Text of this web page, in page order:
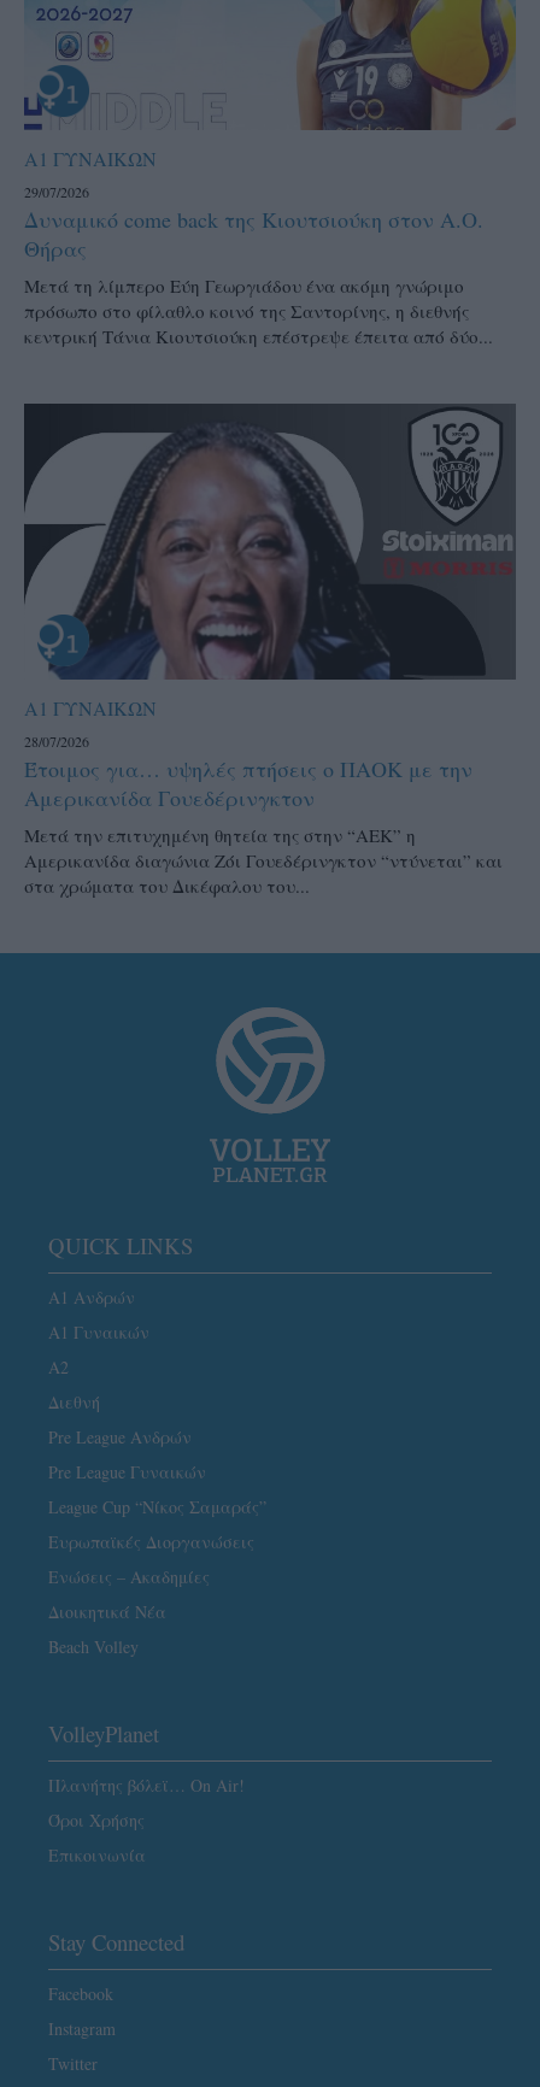
Α1 ΓΥΝΑΙΚΩΝ
29/07/2026
Δυναμικό come back της Κιουτσιούκη στον Α.Ο.
Θήρας
Μετά τη λίμπερο Εύη Γεωργιάδου ένα ακόμη γνώριμο
πρόσωπο στο φίλαθλο κοινό της Σαντορίνης, η διεθνής
κεντρική Τάνια Κιουτσιούκη επέστρεψε έπειτα από δύο...
Α1 ΓΥΝΑΙΚΩΝ
28/07/2026
Έτοιμος για… υψηλές πτήσεις ο ΠΑΟΚ με την
Αμερικανίδα Γουεδέρινγκτον
Μετά την επιτυχημένη θητεία της στην “ΑΕΚ” η
Αμερικανίδα διαγώνια Ζόι Γουεδέρινγκτον “ντύνεται” και
στα χρώματα του Δικέφαλου του...
QUICK LINKS
Α1 Ανδρών
Α1 Γυναικών
A2
Διεθνή
Pre League Ανδρών
Pre League Γυναικών
League Cup “Νίκος Σαμαράς”
Ευρωπαϊκές Διοργανώσεις
Ενώσεις – Ακαδημίες
Διοικητικά Νέα
Beach Volley
VolleyPlanet
Πλανήτης βόλεϊ… On Air!
Όροι Χρήσης
Επικοινωνία
Stay Connected
Facebook
Instagram
Twitter